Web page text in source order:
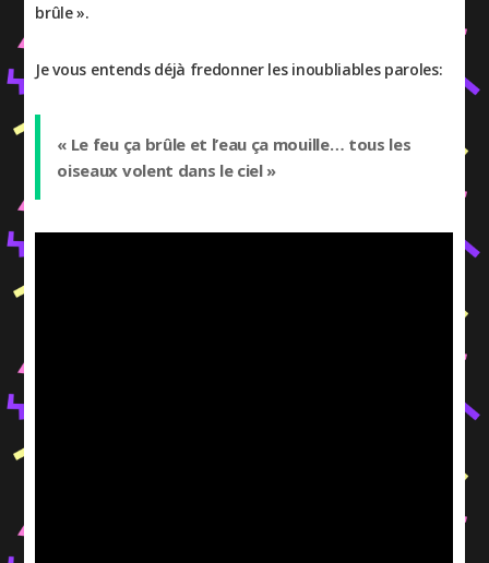
brûle ».
Je vous entends déjà fredonner les inoubliables paroles:
« Le feu ça brûle et l’eau ça mouille… tous les
oiseaux volent dans le ciel »